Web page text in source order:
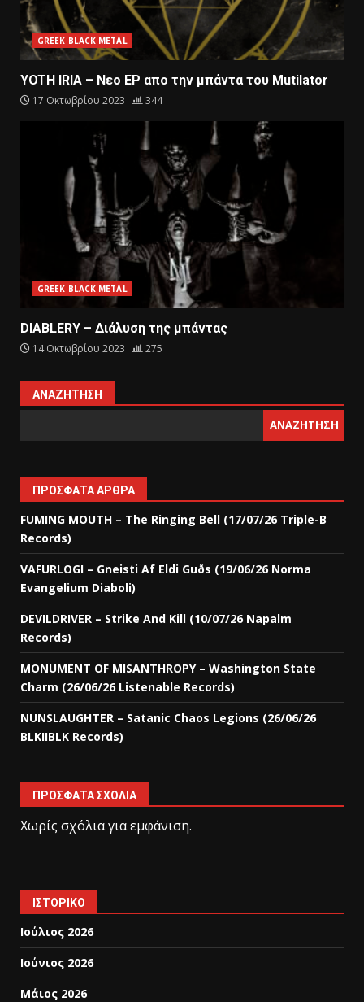
GREEK BLACK METAL
YOTH IRIA – Nεο ΕΡ απο την μπάντα του Mutilator
17 Οκτωβρίου 2023 344
GREEK BLACK METAL
DIABLERY – Διάλυση της μπάντας
14 Οκτωβρίου 2023 275
ΑΝΑΖΉΤΗΣΗ
ΑΝΑΖΉΤΗΣΗ
ΠΡΌΣΦΑΤΑ ΆΡΘΡΑ
FUMING MOUTH – The Ringing Bell (17/07/26 Triple-B
Records)
VAFURLOGI – Gneisti Af Eldi Guðs (19/06/26 Norma
Evangelium Diaboli)
DEVILDRIVER – Strike And Kill (10/07/26 Napalm
Records)
MONUMENT OF MISANTHROPY – Washington State
Charm (26/06/26 Listenable Records)
NUNSLAUGHTER – Satanic Chaos Legions (26/06/26
BLKIIBLK Records)
ΠΡΌΣΦΑΤΑ ΣΧΌΛΙΑ
Χωρίς σχόλια για εμφάνιση.
ΙΣΤΟΡΙΚΌ
Ιούλιος 2026
Ιούνιος 2026
Μάιος 2026